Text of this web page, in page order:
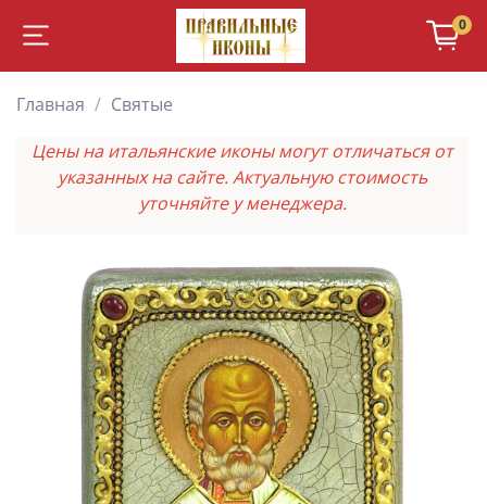
0
Главная
Святые
Цены на итальянские иконы могут отличаться от
указанных на сайте. Актуальную стоимость
уточняйте у менеджера.